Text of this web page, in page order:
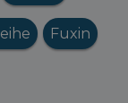
Fuxin